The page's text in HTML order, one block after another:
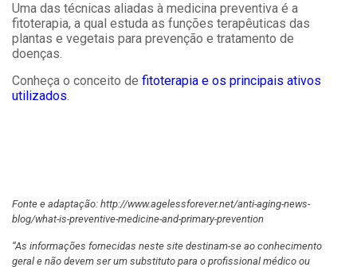
Uma das técnicas aliadas à medicina preventiva é a
fitoterapia, a qual estuda as funções terapêuticas das
plantas e vegetais para prevenção e tratamento de
doenças.
Conheça o conceito de fitoterapia e os principais ativos
utilizados.
Fonte e adaptação: http://www.agelessforever.net/anti-aging-news-
blog/what-is-preventive-medicine-and-primary-prevention
“As informações fornecidas neste site destinam-se ao conhecimento
geral e não devem ser um substituto para o profissional médico ou